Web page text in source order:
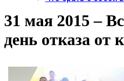
31 мая 2015 –
день отказа от